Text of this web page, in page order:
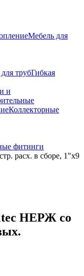
Мебель для
трубГибкая
и
Коллекторные
фитинги
расх. в сборе, 1"х9
НЕРЖ со